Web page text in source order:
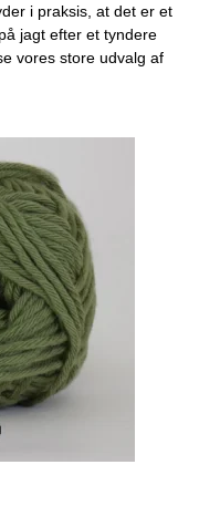
i praksis, at det er et
jagt efter et tyndere
vores store udvalg af